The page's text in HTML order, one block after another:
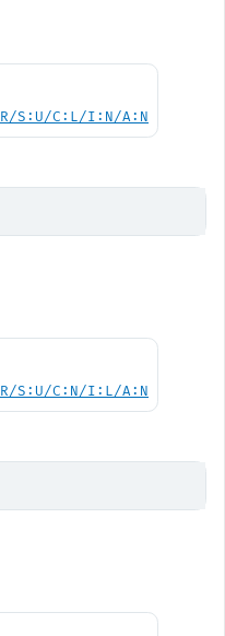
S:U/C:L/I:N/A:N
S:U/C:N/I:L/A:N